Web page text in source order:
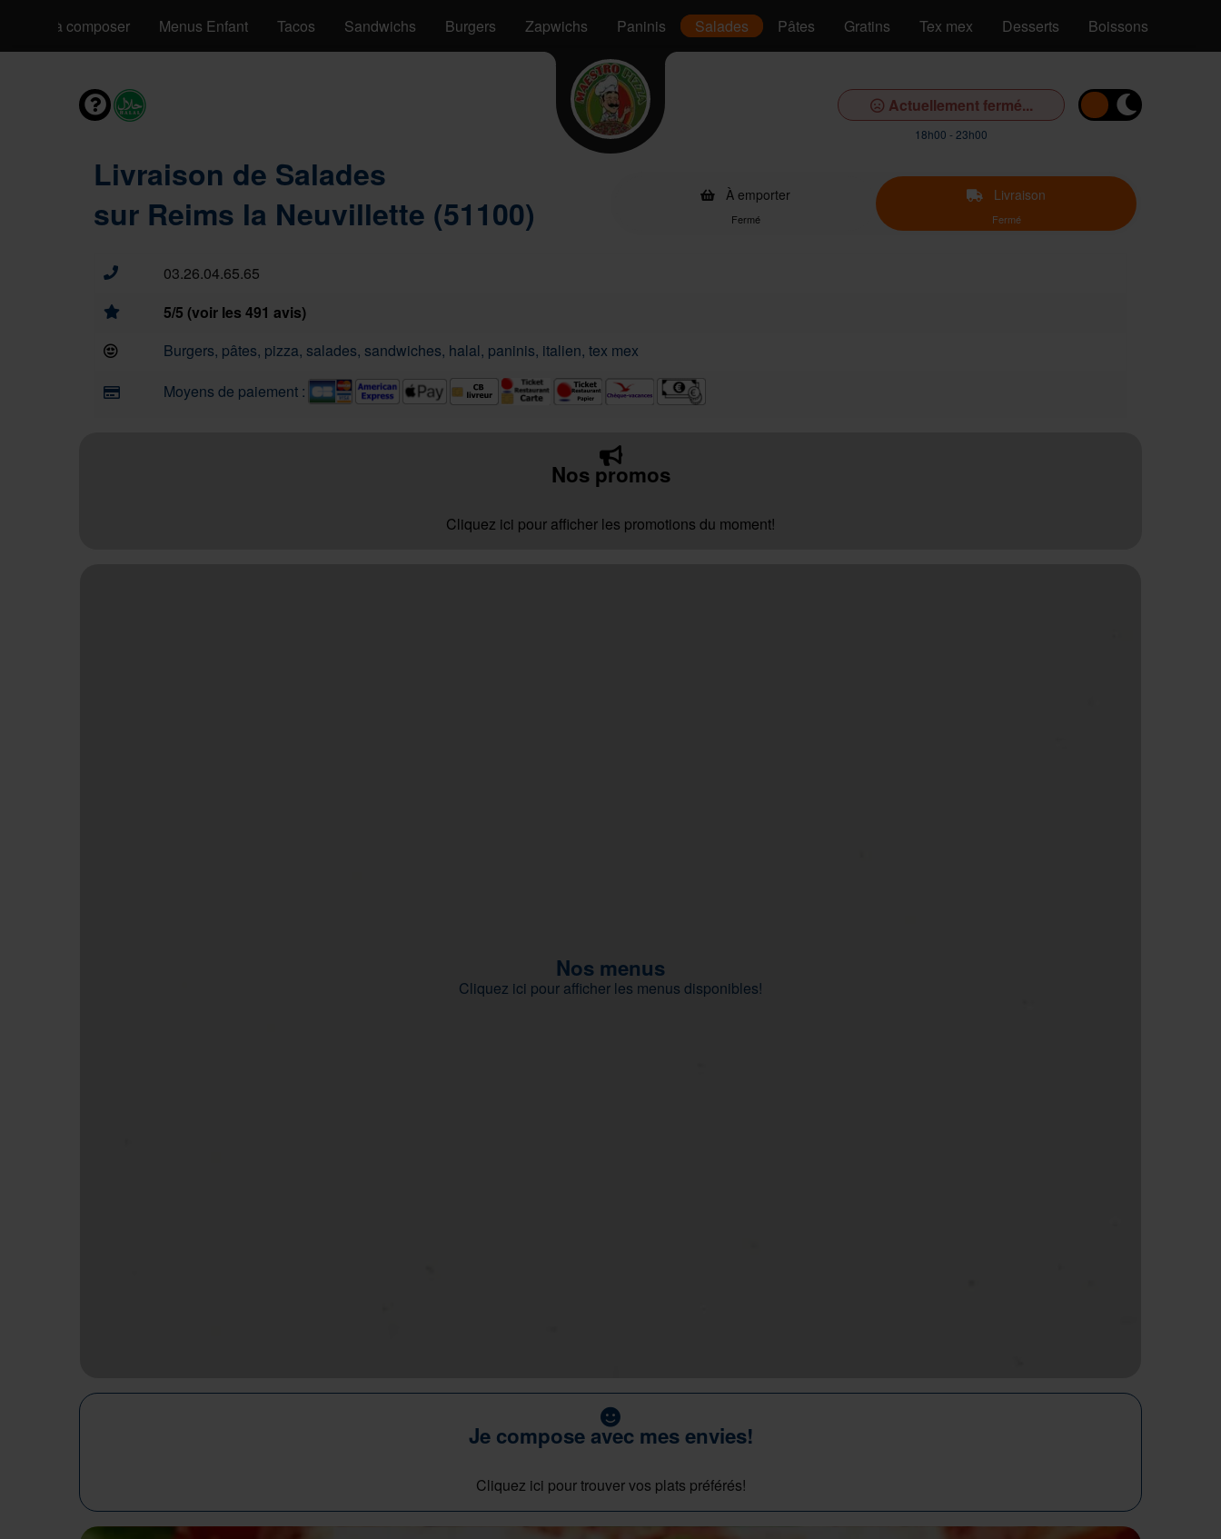
Pizzas à composer Menus Enfant Tacos Sandwichs Burgers Zapwichs Paninis Salades Pâtes Gratins Tex mex Desserts Boissons
Actuellement fermé...
18h00 - 23h00
Livraison de Salades
sur Reims la Neuvillette (51100)
À emporter
Fermé
Livraison
Fermé
03.26.04.65.65
5/5 (voir les 491 avis)
Burgers, pâtes, pizza, salades, sandwiches, halal, paninis, italien, tex mex
Moyens de paiement :
Nos promos
Cliquez ici pour afficher les promotions du moment!
Nos menus
Cliquez ici pour afficher les menus disponibles!
Je compose avec mes envies!
Cliquez ici pour trouver vos plats préférés!